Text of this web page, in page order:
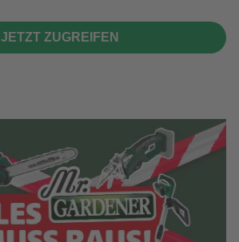
JETZT ZUGREIFEN